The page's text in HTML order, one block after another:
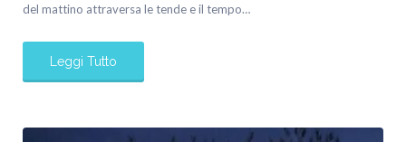
del mattino attraversa le tende e il tempo…
Leggi Tutto